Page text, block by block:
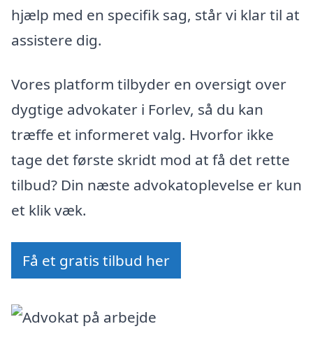
hjælp med en specifik sag, står vi klar til at
assistere dig.
Vores platform tilbyder en oversigt over
dygtige advokater i Forlev, så du kan
træffe et informeret valg. Hvorfor ikke
tage det første skridt mod at få det rette
tilbud? Din næste advokatoplevelse er kun
et klik væk.
Få et gratis tilbud her